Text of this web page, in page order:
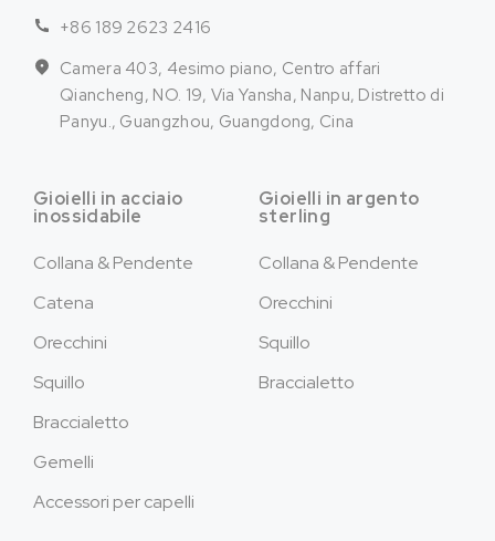
+86 189 2623 2416
Camera 403, 4esimo piano, Centro affari
Qiancheng, NO. 19, Via Yansha, Nanpu, Distretto di
Panyu., Guangzhou, Guangdong, Cina
Gioielli in acciaio
inossidabile
Collana & Pendente
Catena
Orecchini
Squillo
Braccialetto
Gemelli
Accessori per capelli
Gioielli in argento
sterling
Collana & Pendente
Orecchini
Squillo
Braccialetto